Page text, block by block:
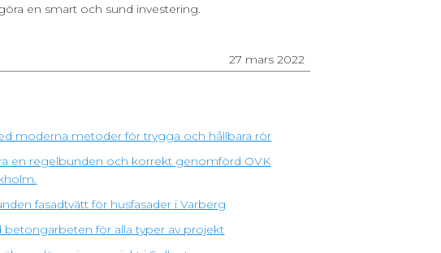
en smart och sund investering.
27 mars 2022
moderna metoder för trygga och hållbara rör
en regelbunden och korrekt genomförd OVK
fasadtvätt för husfasader i Varberg
betongarbeten för alla typer av projekt